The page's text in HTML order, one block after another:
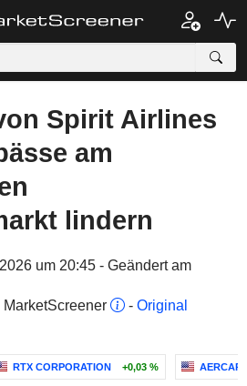
Spirit Airlines
am
lindern
um 20:45 - Geändert am
MarketScreener
- Original
RTX CORPORATION +0,03 % AERCAP